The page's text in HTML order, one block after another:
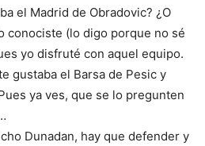
el Madrid de Obradovic? ¿O
conociste (lo digo porque no sé
yo disfruté con aquel equipo.
gustaba el Barsa de Pesic y
ya ves, que se lo pregunten
Dunadan, hay que defender y